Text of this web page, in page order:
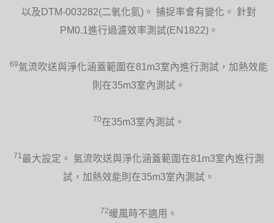
以及DTM-003282(二氧化氮)。 捕捉率會有變化。 針對
PM0.1進行過濾效率測試(EN1822)。
69氣流吹送與淨化涵蓋範圍在81m3室內進行測試，加熱效能
則在35m3室內測試。
70在35m3室內測試。
71 最大設定。 氣流吹送與淨化涵蓋範圍在81m3室內進行測
試，加熱效能則在35m3室內測試。
72 暖風時不適用。